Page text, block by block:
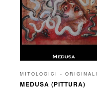
MITOLOGICI - ORIGINALI
MEDUSA (PITTURA)